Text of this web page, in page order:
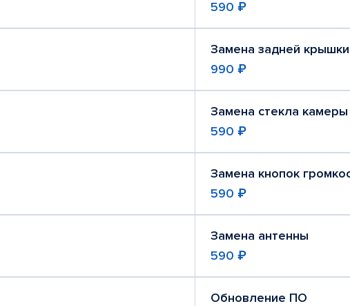
590 ₽
Замена задней крышки
990 ₽
Замена стекла камеры
590 ₽
Замена кнопок
590 ₽
Замена антенны
590 ₽
Обновление ПО